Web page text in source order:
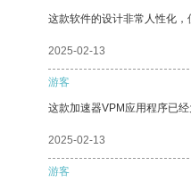
这款软件的设计非常人性化，
2025-02-13
游客
这款加速器VPM应用程序已
2025-02-13
游客